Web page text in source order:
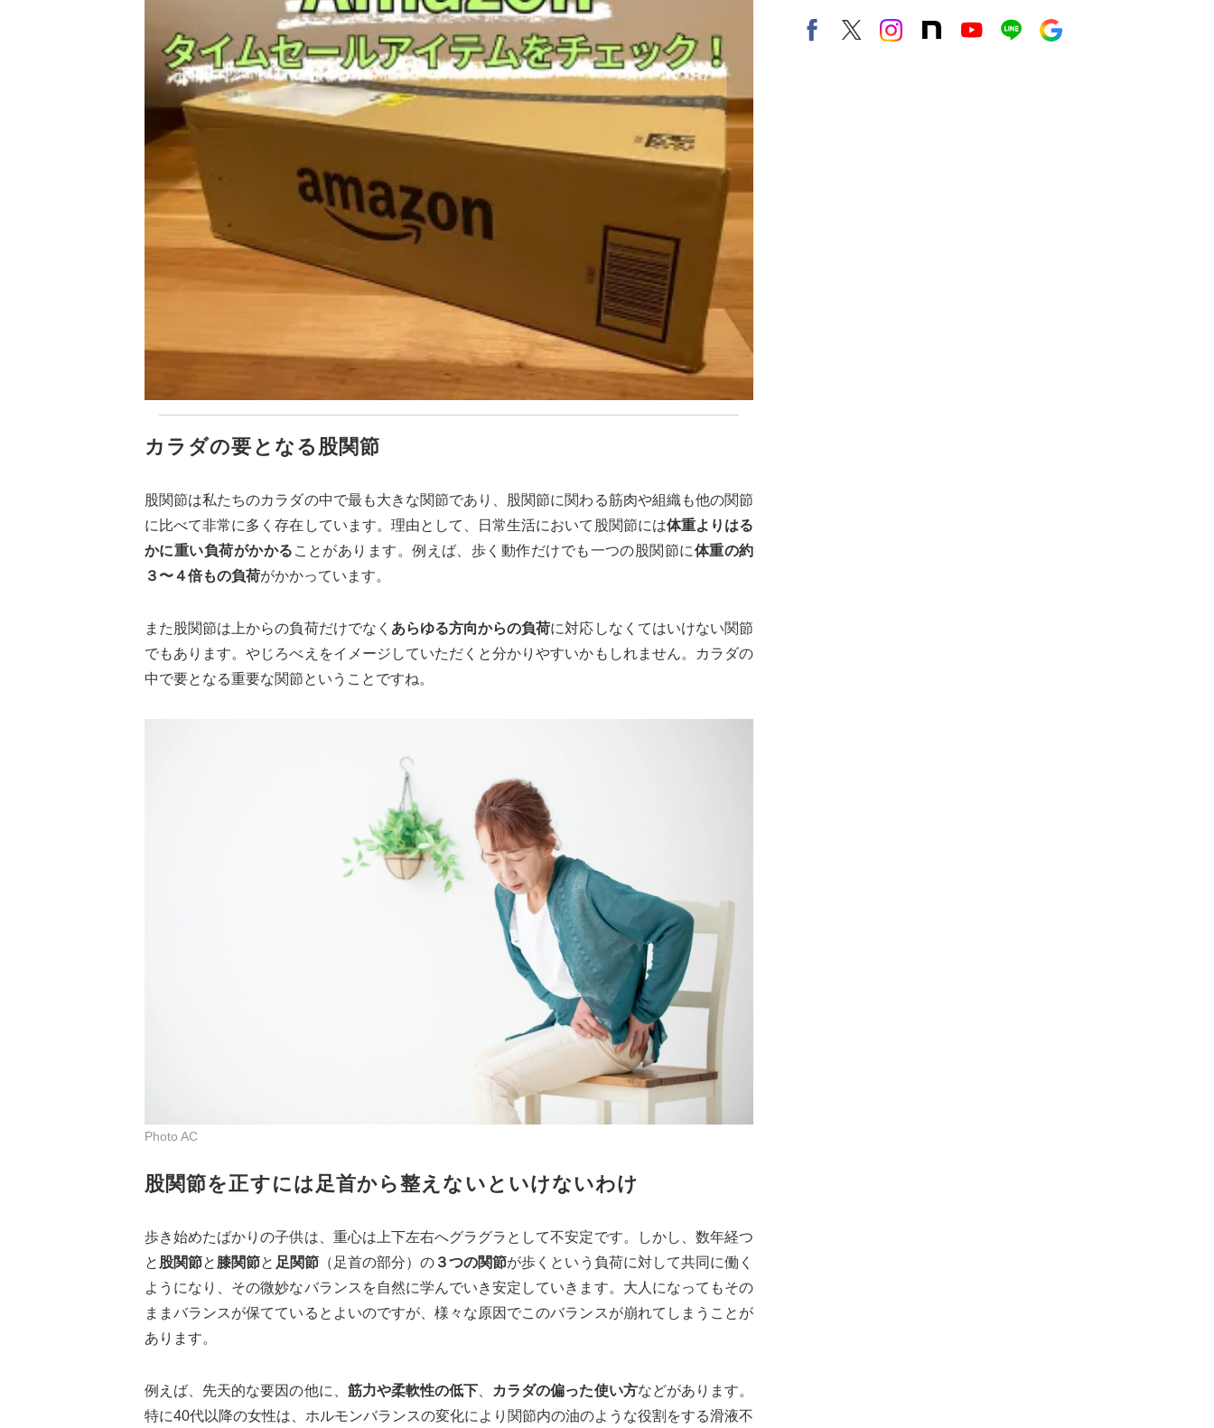
カラダの要となる股関節
股関節は私たちのカラダの中で最も大きな関節であり、股関節に関わる筋肉や組織も他の関節
に比べて非常に多く存在しています。理由として、日常生活において股関節には体重よりはる
かに重い負荷がかかる ことがあります。例えば、歩く動作だけでも一つの股関節に体重の約
３〜４倍もの負荷がかかっています。
また股関節は上からの負荷だけでなく あらゆる方向からの負荷に対応しなくてはいけない関節
でもあります。やじろべえをイメージしていただくと分かりやすいかもしれません。カラダの
中で要となる重要な関節ということですね。
Photo AC
股関節を正すには足首から整えないといけないわけ
歩き始めたばかりの子供は、重心は上下左右へグラグラとして不安定です。しかし、数年経つ
と 股関節と 膝関節と 足関節（足首の部分）の ３つの関節が歩くという負荷に対して共同に働く
ようになり、その微妙なバランスを自然に学んでいき安定していきます。大人になってもその
ままバランスが保てているとよいのですが、様々な原因でこのバランスが崩れてしまうことが
あります。
例えば、先天的な要因の他に、 筋力や柔軟性の低下 カラダの偏った使い方などがあります。
特に40代以降の女性は、ホルモンバランスの変化により関節内の油のような役割をする滑液不
FacebookX（旧twitter）
instagram
note Youtubeline